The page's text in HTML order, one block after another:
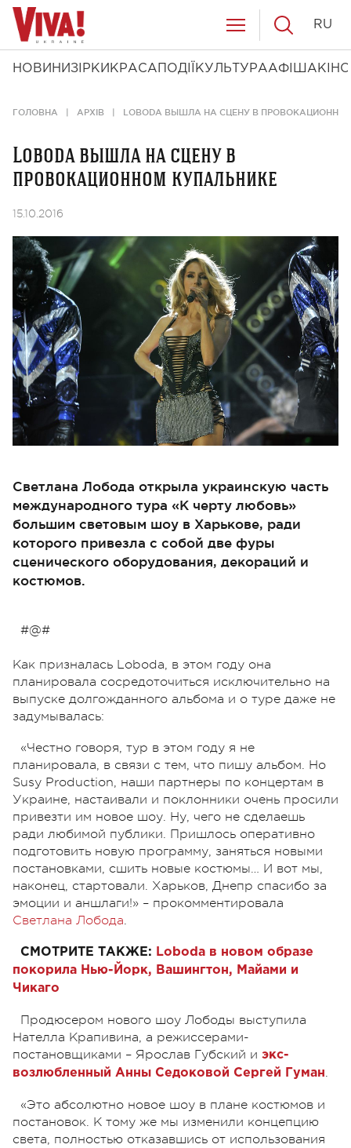
НОВИНИ ЗІРКИ КРАСА ПОДІЇ КУЛЬТУРААФІША КІНО
RU
ГОЛОВНА АРХІВ LOBODA ВЫШЛА НА СЦЕНУ В
Loboda вышла на сцену в
провокационном купальнике
15.10.2016
Светлана Лобода открыла украинскую часть
международного тура «К черту любовь»
большим световым шоу в Харькове, ради
которого привезла с собой две фуры
сценического оборудования, декораций и
костюмов.
#@#
Как призналась Loboda, в этом году она
планировала сосредоточиться исключительно на
выпуске долгожданного альбома и о туре даже не
задумывалась:
«Честно говоря, тур в этом году я не
планировала, в связи с тем, что пишу альбом. Но
Susy Production, наши партнеры по концертам в
Украине, настаивали и поклонники очень просили
привезти им новое шоу. Ну, чего не сделаешь
ради любимой публики. Пришлось оперативно
подготовить новую программу, заняться новыми
постановками, сшить новые костюмы… И вот мы,
наконец, стартовали. Харьков, Днепр спасибо за
эмоции и аншлаги!» – прокомментировала
Светлана Лобода.
СМОТРИТЕ ТАКЖЕ: Loboda в новом образе
покорила Нью-Йорк, Вашингтон, Майами и
Чикаго
Продюсером нового шоу Лободы выступила
Нателла Крапивина, а режиссерами-
постановщиками – Ярослав Губский и экс-
возлюбленный Анны Седоковой Сергей Гуман.
«Это абсолютно новое шоу в плане костюмов и
постановок. К тому же мы изменили концепцию
света, полностью отказавшись от использования